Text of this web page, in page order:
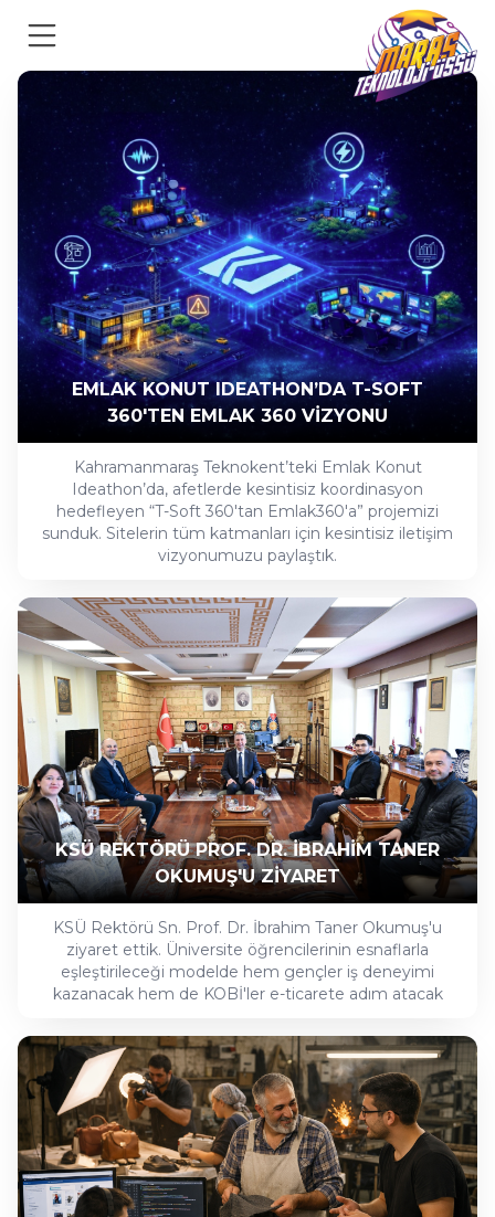
EMLAK KONUT IDEATHON’DA T-SOFT
360'TEN EMLAK 360 VİZYONU
Kahramanmaraş Teknokent’teki Emlak Konut
Ideathon’da, afetlerde kesintisiz koordinasyon
hedefleyen “T-Soft 360'tan Emlak360'a” projemizi
sunduk. Sitelerin tüm katmanları için kesintisiz iletişim
vizyonumuzu paylaştık.
KSÜ REKTÖRÜ PROF. DR. İBRAHİM TANER
OKUMUŞ'U ZİYARET
KSÜ Rektörü Sn. Prof. Dr. İbrahim Taner Okumuş'u
ziyaret ettik. Üniversite öğrencilerinin esnaflarla
eşleştirileceği modelde hem gençler iş deneyimi
kazanacak hem de KOBİ'ler e-ticarete adım atacak